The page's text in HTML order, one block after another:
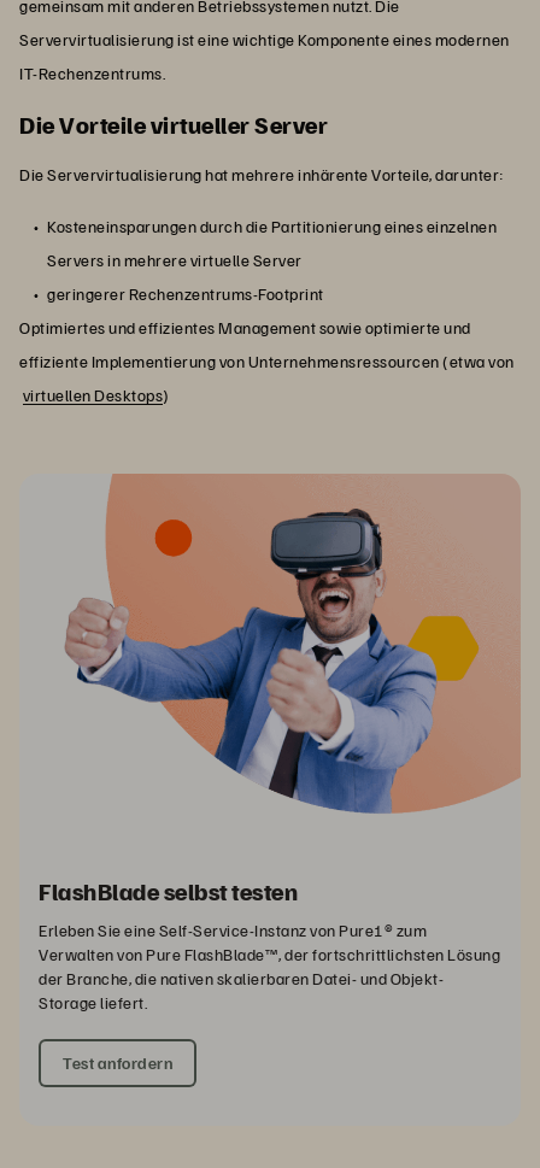
gemeinsam mit anderen Betriebssystemen nutzt. Die
Servervirtualisierung ist eine wichtige Komponente eines modernen
IT-Rechenzentrums.
Die Vorteile virtueller Server
Die Servervirtualisierung hat mehrere inhärente Vorteile, darunter:
Kosteneinsparungen durch die Partitionierung eines einzelnen
Servers in mehrere virtuelle Server
geringerer Rechenzentrums-Footprint
Optimiertes und effizientes Management sowie optimierte und
effiziente Implementierung von Unternehmensressourcen (etwa von
virtuellen Desktops)
FlashBlade selbst testen
Erleben Sie eine Self-Service-Instanz von Pure1® zum
Verwalten von Pure FlashBlade™, der fortschrittlichsten Lösung
der Branche, die nativen skalierbaren Datei- und Objekt-
Storage liefert.
Test anfordern